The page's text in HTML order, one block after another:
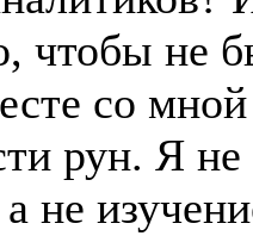
чтобы не
со
рун. Я не
не